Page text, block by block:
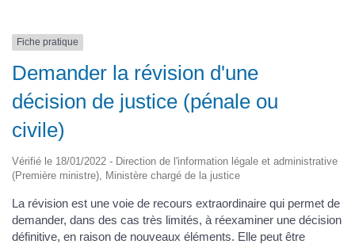
Fiche pratique
Demander la révision d'une
décision de justice (pénale ou
civile)
Vérifié le 18/01/2022 - Direction de l'information légale et administrative
(Première ministre), Ministère chargé de la justice
La révision est une voie de recours extraordinaire qui permet de
demander, dans des cas très limités, à réexaminer une décision
définitive, en raison de nouveaux éléments. Elle peut être